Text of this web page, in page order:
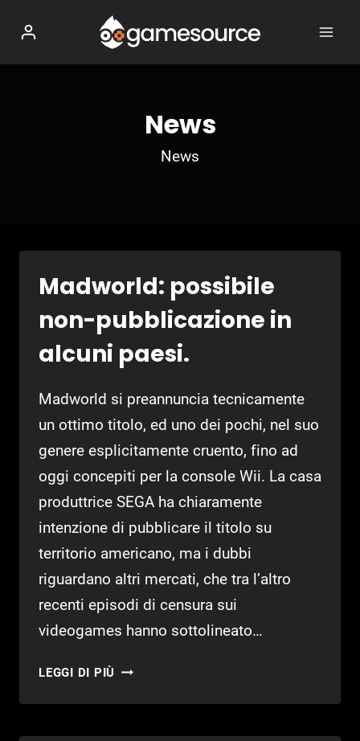
contenuto
News
News
Madworld: possibile
non-pubblicazione in
alcuni paesi.
Madworld si preannuncia tecnicamente
un ottimo titolo, ed uno dei pochi, nel suo
genere esplicitamente cruento, fino ad
oggi concepiti per la console Wii. La casa
produttrice SEGA ha chiaramente
intenzione di pubblicare il titolo su
territorio americano, ma i dubbi
riguardano altri mercati, che tra l’altro
recenti episodi di censura sui
videogames hanno sottolineato…
LEGGI DI PIÙ MADWORLD:
NON-